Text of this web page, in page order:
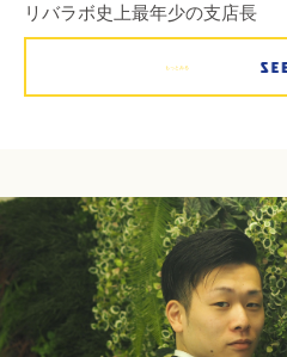
リバラボ史上最年少の支店長
もっとみる